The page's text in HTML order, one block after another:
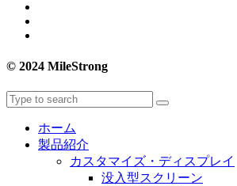
© 2024 MileStrong
ホーム
製品紹介
カスタマイズ・ディスプレイ
没入型スクリーン